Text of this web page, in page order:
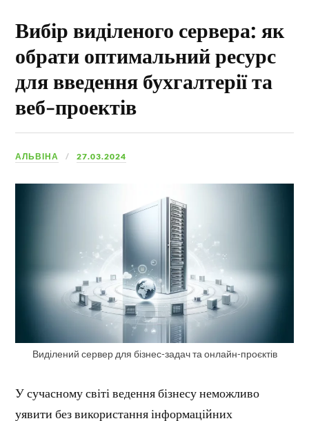
Вибір виділеного сервера: як
обрати оптимальний ресурс
для введення бухгалтерії та
веб-проектів
АЛЬВІНА 27.03.2024
Виділений сервер для бізнес-задач та онлайн-проєктів
У сучасному світі ведення бізнесу неможливо
уявити без використання інформаційних